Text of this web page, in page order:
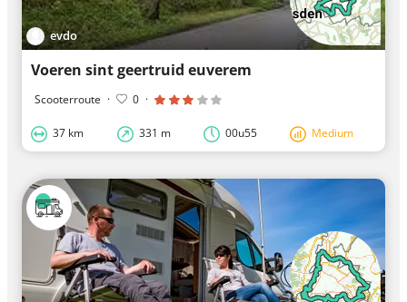
evdo
Voeren sint geertruid euverem
Scooterroute · 0 ·
37 km 331 m 00u55 Medium